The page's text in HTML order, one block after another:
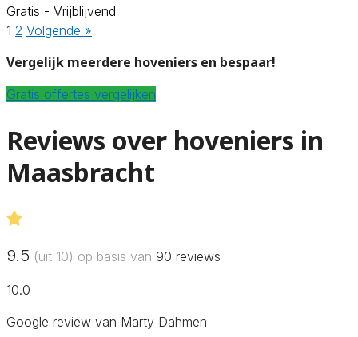
Gratis - Vrijblijvend
1 2 Volgende »
Vergelijk meerdere hoveniers en bespaar!
Gratis offertes vergelijken
Reviews over hoveniers in
Maasbracht
9.5 (uit 10) op basis van 90 reviews
10.0
Google review van Marty Dahmen